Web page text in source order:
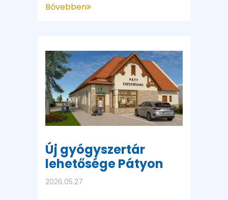
Bővebben
Új gyógyszertár
lehetősége Pátyon
2026.05.27